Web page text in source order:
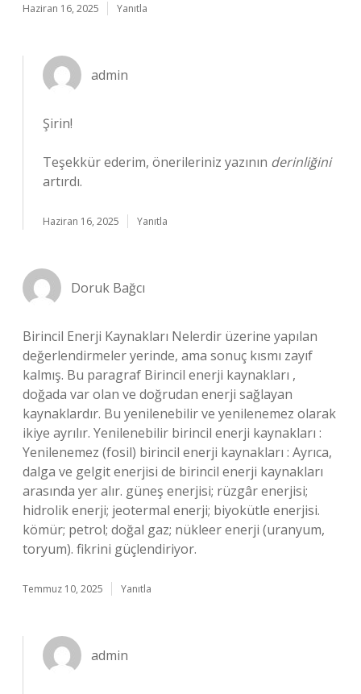
Haziran 16, 2025 Yanıtla
admin
Şirin!
Teşekkür ederim, önerileriniz yazının derinliğini
artırdı.
Haziran 16, 2025 Yanıtla
Doruk Bağcı
Birincil Enerji Kaynakları Nelerdir üzerine yapılan
değerlendirmeler yerinde, ama sonuç kısmı zayıf
kalmış. Bu paragraf Birincil enerji kaynakları ,
doğada var olan ve doğrudan enerji sağlayan
kaynaklardır. Bu yenilenebilir ve yenilenemez olarak
ikiye ayrılır. Yenilenebilir birincil enerji kaynakları :
Yenilenemez (fosil) birincil enerji kaynakları : Ayrıca,
dalga ve gelgit enerjisi de birincil enerji kaynakları
arasında yer alır. güneş enerjisi; rüzgâr enerjisi;
hidrolik enerji; jeotermal enerji; biyokütle enerjisi.
kömür; petrol; doğal gaz; nükleer enerji (uranyum,
toryum). fikrini güçlendiriyor.
Temmuz 10, 2025 Yanıtla
admin